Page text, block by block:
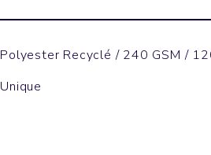
Polyester Recyclé / 240 GSM /
Unique